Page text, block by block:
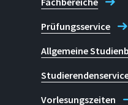
Prüfungsservice
Allgemeine
Vorlesungszeiten